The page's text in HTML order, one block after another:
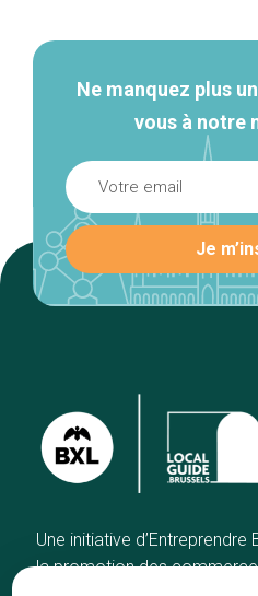
Ne manquez plus
vous à notre
Une initiative d’Entreprendre
la promotion des